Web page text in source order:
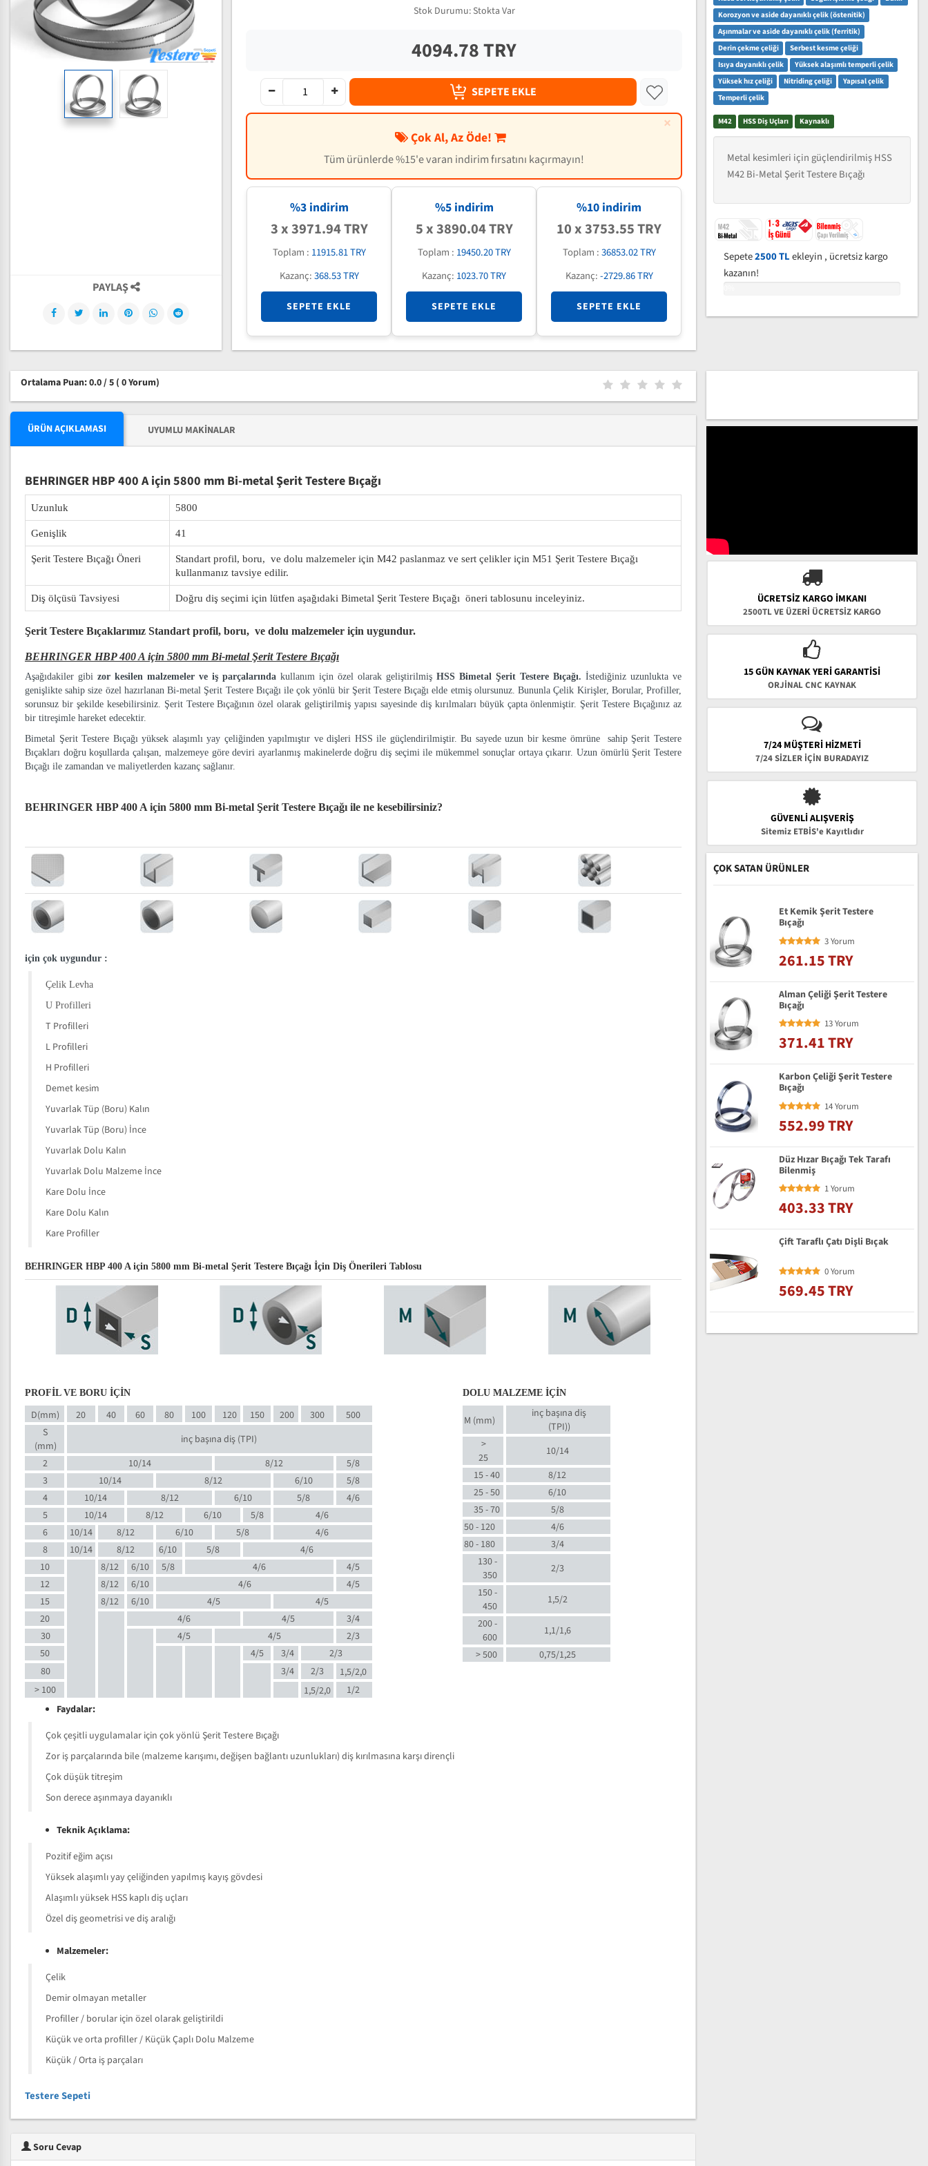
Stok Durumu: Stokta Var
4094.78 TRY
SEPETE EKLE
×
Çok Al, Az Öde!
Tüm ürünlerde %15'e varan indirim fırsatını kaçırmayın!
%3 indirim
3 x 3971.94 TRY
Toplam : 11915.81 TRY
Kazanç:368.53 TRY
SEPETE EKLE
%5 indirim
5 x 3890.04 TRY
Toplam : 19450.20 TRY
Kazanç: 1023.70 TRY
SEPETE EKLE
%10 indirim
10 x 3753.55 TRY
Toplam :36853.02 TRY
Kazanç:-2729.86 TRY
SEPETE EKLE
PAYLAŞ
Korozyon ve aside dayanıklı çelik (östenitik)
Aşınmalar ve aside dayanıklı çelik (ferritik)
Derin çekme çeliği
Serbest kesme çeliği
Isıya dayanıklı çelik
Yüksek alaşımlı temperli çelik
Yüksek hız çeliği
Nitriding çeliği
Yapısal çelik
Temperli çelik
M42 HSS Diş Uçları Kaynaklı
Metal kesimleri için güçlendirilmiş HSS
M42 Bi-Metal Şerit Testere Bıçağı
Sepete2500 TLekleyin , ücretsiz kargo
kazanın!
Ortalama Puan: 0.0 / 5 ( 0 Yorum)
ÜRÜN AÇIKLAMASI UYUMLU MAKINALAR
BEHRINGER HBP 400 A için 5800 mm Bi-metal Şerit Testere Bıçağı
Uzunluk 5800
Genişlik 41
Şerit Testere Bıçağı Öneri
Standart profil, boru, ve dolu malzemeler için M42 paslanmaz ve sert çelikler için M51 Şerit Testere Bıçağı
kullanmanız tavsiye edilir.
Diş ölçüsü Tavsiyesi Doğru diş seçimi için lütfen aşağıdaki Bimetal Şerit Testere Bıçağı öneri tablosunu inceleyiniz.
Şerit Testere Bıçaklarımız Standart profil, boru, ve dolu malzemeler için uygundur.
BEHRINGER HBP 400 A için 5800 mm Bi-metal Şerit Testere Bıçağı
Aşağıdakiler gibi zor kesilen malzemeler ve iş parçalarında kullanım için özel olarak geliştirilmiş HSS Bimetal Şerit Testere Bıçağı. İstediğiniz uzunlukta ve
genişlikte sahip size özel hazırlanan Bi-metal Şerit Testere Bıçağı ile çok yönlü bir Şerit Testere Bıçağı elde etmiş olursunuz. Bununla Çelik Kirişler, Borular, Profiller,
sorunsuz bir şekilde kesebilirsiniz. Şerit Testere Bıçağının özel olarak geliştirilmiş yapısı sayesinde diş kırılmaları büyük çapta önlenmiştir. Şerit Testere Bıçağınız az
bir titreşimle hareket edecektir.
Bimetal Şerit Testere Bıçağı yüksek alaşımlı yay çeliğinden yapılmıştır ve dişleri HSS ile güçlendirilmiştir. Bu sayede uzun bir kesme ömrüne sahip Şerit Testere
Bıçakları doğru koşullarda çalışan, malzemeye göre deviri ayarlanmış makinelerde doğru diş seçimi ile mükemmel sonuçlar ortaya çıkarır. Uzun ömürlü Şerit Testere
Bıçağı ile zamandan ve maliyetlerden kazanç sağlanır.
BEHRINGER HBP 400 A için 5800 mm Bi-metal Şerit Testere Bıçağı ile ne kesebilirsiniz?
için çok uygundur :
Çelik Levha
U Profilleri
T Profilleri
L Profilleri
H Profilleri
Demet kesim
Yuvarlak Tüp (Boru) Kalın
Yuvarlak Tüp (Boru) İnce
Yuvarlak Dolu Kalın
Yuvarlak Dolu Malzeme İnce
Kare Dolu İnce
Kare Dolu Kalın
Kare Profiller
BEHRINGER HBP 400 A için 5800 mm Bi-metal Şerit Testere Bıçağı İçin Diş Önerileri Tablosu
PROFİL VE BORU İÇİN
D(mm) 20 40 60 80 100 120 150 200 300
500
S
(mm)
inç başına diş (TPI)
2
10/14 8/12
5/8
3
10/14 8/12 6/10
5/8
4
10/14 8/12 6/10 5/8
4/6
5
10/14 8/12 6/10 5/8
4/6
6
10/14 8/12 6/10 5/8
4/6
8
10/14 8/12 6/10 5/8
4/6
10
8/12 6/10 5/8 4/6
4/5
12
8/12 6/10 4/6
4/5
15
8/12 6/10 4/5
4/5
20
4/6 4/5
3/4
30
4/5 4/5
2/3
50
4/5 3/4
2/3
80
3/4 2/3
1,5/2,0
> 100
1,5/2,0 1/2
DOLU MALZEME İÇİN
M (mm)
inç başına diş
(TPI))
>
25
10/14
15 - 40
8/12
25 - 50
6/10
35 - 70
5/8
50 - 120
4/6
80 - 180
3/4
130 -
350
2/3
150 -
450
1,5/2
200 -
600
1,1/1,6
> 500
0,75/1,25
Faydalar:
Çok çeşitli uygulamalar için çok yönlü Şerit Testere Bıçağı
Zor iş parçalarında bile (malzeme karışımı, değişen bağlantı uzunlukları) diş kırılmasına karşı dirençli
Çok düşük titreşim
Son derece aşınmaya dayanıklı
Teknik Açıklama:
Pozitif eğim açısı
Yüksek alaşımlı yay çeliğinden yapılmış kayış gövdesi
Alaşımlı yüksek HSS kaplı diş uçları
Özel diş geometrisi ve diş aralığı
Malzemeler:
Çelik
Demir olmayan metaller
Profiller / borular için özel olarak geliştirildi
Küçük ve orta profiller / Küçük Çaplı Dolu Malzeme
Küçük / Orta iş parçaları
Testere Sepeti
Soru Cevap
ÜCRETSIZ KARGO İMKANI
2500TL VE ÜZERİ ÜCRETSİZ KARGO
15 GÜN KAYNAK YERI GARANTISI
ORJİNAL CNC KAYNAK
7/24 MÜŞTERİ HİZMETİ
7/24 SİZLER İÇİN BURADAYIZ
GÜVENLI ALIŞVERIŞ
Sitemiz ETBİS'e Kayıtlıdır
ÇOK SATAN ÜRÜNLER
Et Kemik Şerit Testere
Bıçağı
3 Yorum
261.15 TRY
Alman Çeliği Şerit Testere
Bıçağı
13 Yorum
371.41 TRY
Karbon Çeliği Şerit Testere
Bıçağı
14 Yorum
552.99 TRY
Düz Hızar Bıçağı Tek Tarafı
Bilenmiş
1 Yorum
403.33 TRY
Çift Taraflı Çatı Dişli Bıçak
0 Yorum
569.45 TRY